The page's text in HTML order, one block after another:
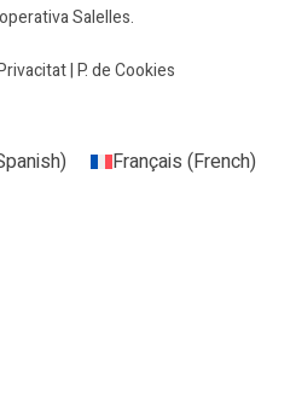
Salelles.
|P. de Cookies
) Français (French)